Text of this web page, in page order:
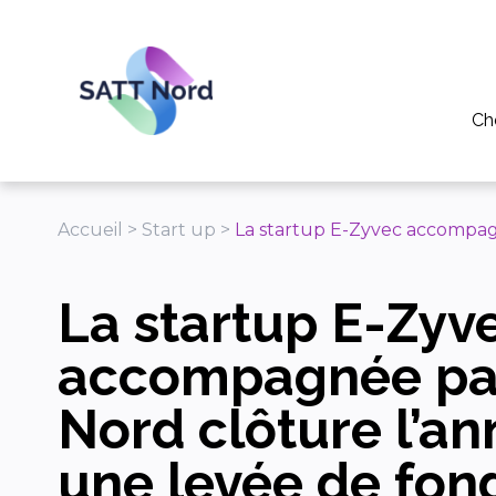
Accueil > Start up > La startup E-Zyvec
La startup E-
accompagnée
Nord clôture
une levée de